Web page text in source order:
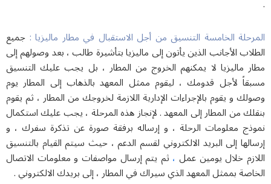
الخامسة التنسيق من أجل الاستقبال في مطار ماليزيا :جميع
الأجانب الذين يأتون إلى ماليزيا بتأشيرة طالب ، بعد وصولهم إلى
ماليزيا لا يمكنهم الخروج من المطار ، بل يجب عليك التنسيق
لأجل قدومك ، ليقوم ممثل المعهد بالذهاب إلى المطار يوم
و يقوم بالإجراءات الإدارية اللازمة لخروجك من المطار ، ثم يقوم
من المطار إلى المعهد . لإنجاز هذه المرحلة ، يجب عليك استكمال
معلومات الرحلة ، و إرساله برفقة صورة عن تذكرة سفرك ، و
إلى البريد الالكتروني لقسم الدعم ، حيث سيتم القيام بالتنسيق
خلال يومين عمل،ثم يتم إرسال مواصفات و معلومات الاتصال
بممثل المعهد الذي سيراك في المطار ، إلى بريدك الالكتروني .